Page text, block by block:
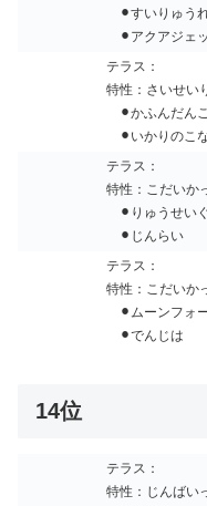
⚫︎すいりゅう
⚫︎アクアジ
テラス：
特性：さいせい
⚫︎かふんだ
⚫︎いかりの
テラス：
特性：こだいか
⚫︎りゅうせい
⚫︎じんら
テラス：
特性：こだいか
⚫︎ムーンフ
⚫︎でんじ
14位
テラス：
特性：じんばい